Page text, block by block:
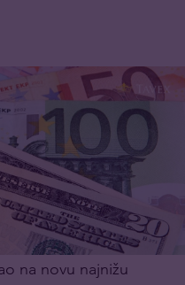
na novu najnižu